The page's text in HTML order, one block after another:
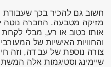
חשוב גם להכיר בכך שעבודת
מזיקה מטבעה. החברה נוטה
אותו כטוב או רע, מבלי לקחת
והחוויות האישיות של
צורה נוספת של עבודה, וזה
שיימינג וסטיגמות אלה